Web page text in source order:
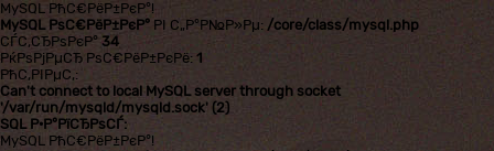
MySQL РћС€РёР±РєР°!
MySQL РѕС€РёР±РєР° РІ С„Р°Р№Р»Рµ: /core/class/mysql.php
СЃС‚СЂРѕРєР° 34
РќРѕРјРµСЂ РѕС€РёР±РєРё: 1
РћС‚РІРµС‚:
Can't connect to local MySQL server through socket
'/var/run/mysqld/mysqld.sock' (2)
SQL Р·Р°РїСЂРѕСЃ:
MySQL РћС€РёР±РєР°!